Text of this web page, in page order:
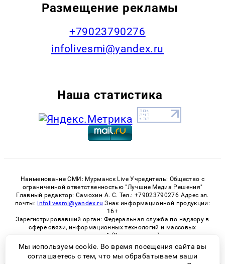
Размещение рекламы
+79023790276
infolivesmi@yandex.ru
Наша статистика
Наименование СМИ: Мурманск Live Учредитель: Общество с
ограниченной ответственностью "Лучшие Медиа Решения"
Главный редактор: Самохин А. С. Тел.: +79023790276 Адрес эл.
почты: infolivesmi@yandex.ru Знак информационной продукции:
16+
Зарегистрировавший орган: Федеральная служба по надзору в
сфере связи, информационных технологий и массовых
коммуникаций (Роскомнадзор)
Регистрационный номер СМИ ЭЛ № ФС 77 - 82534 от 21.01.2022
Мы используем cookie. Во время посещения сайта вы
соглашаетесь с тем, что мы обрабатываем ваши